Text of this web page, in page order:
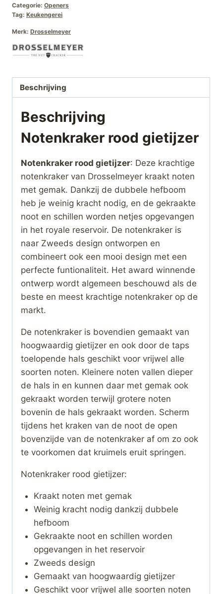
Categorie: Openers
Tag: Keukengerei
Merk: Drosselmeyer
Beschrijving
Beschrijving
Notenkraker rood gietijzer
Notenkraker rood gietijzer: Deze krachtige
notenkraker van Drosselmeyer kraakt noten
met gemak. Dankzij de dubbele hefboom
heb je weinig kracht nodig, en de gekraakte
noot en schillen worden netjes opgevangen
in het royale reservoir. De notenkraker is
naar Zweeds design ontworpen en
combineert ook een mooi design met een
perfecte funtionaliteit. Het award winnende
ontwerp wordt algemeen beschouwd als de
beste en meest krachtige notenkraker op de
markt.
De notenkraker is bovendien gemaakt van
hoogwaardig gietijzer en ook door de taps
toelopende hals geschikt voor vrijwel alle
soorten noten. Kleinere noten vallen dieper
de hals in en kunnen daar met gemak ook
gekraakt worden terwijl grotere noten
bovenin de hals gekraakt worden. Scherm
tijdens het kraken van de noot de open
bovenzijde van de notenkraker af om zo ook
te voorkomen dat kruimels eruit springen.
Notenkraker rood gietijzer:
Kraakt noten met gemak
Weinig kracht nodig dankzij dubbele
hefboom
Gekraakte noot en schillen worden
opgevangen in het reservoir
Zweeds design
Gemaakt van hoogwaardig gietijzer
Geschikt voor vrijwel alle soorten noten